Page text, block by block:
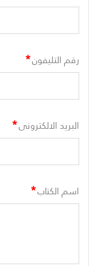
رقم التليفون*
البريد الالكترونى*
اسم الكتاب*